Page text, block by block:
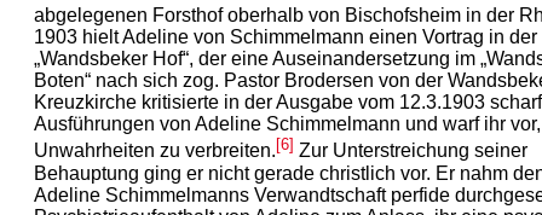
abgelegenen Forsthof oberhalb von Bischofsheim in der
1903 hielt Adeline von Schimmelmann einen Vortrag in der
„Wandsbeker Hof“, der eine Auseinandersetzung im
Boten“ nach sich zog. Pastor Brodersen von der
Kreuzkirche kritisierte in der Ausgabe vom 12.3.1903
Ausführungen von Adeline Schimmelmann und warf ihr vor,
Unwahrheiten zu verbreiten. [6] Zur Unterstreichung seiner
Behauptung ging er nicht gerade christlich vor. Er nahm
Adeline Schimmelmanns Verwandtschaft perfide